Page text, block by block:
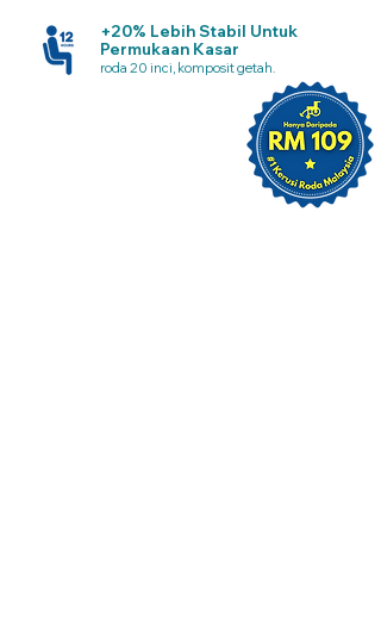
+20% Lebih Stabil Untuk
Permukaan Kasar
roda 20 inci, komposit getah.